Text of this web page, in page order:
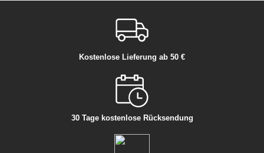
Kostenlose Lieferung ab 50 €
30 Tage kostenlose Rücksendung